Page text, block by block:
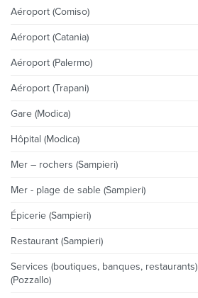
Aéroport (Comiso)
Aéroport (Catania)
Aéroport (Palermo)
Aéroport (Trapani)
Gare (Modica)
Hôpital (Modica)
Mer – rochers (Sampieri)
Mer - plage de sable (Sampieri)
Épicerie (Sampieri)
Restaurant (Sampieri)
Services (boutiques, banques, restaurants)
(Pozzallo)